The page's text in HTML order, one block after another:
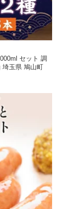
セット 調
埼玉県 鳩山町